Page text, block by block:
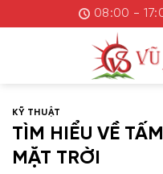
đến
08:00 -
KỸ THUẬT
TÌM HIỂU VỀ
MẶT TRỜI